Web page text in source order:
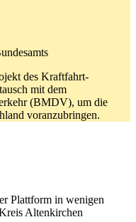
des Kraftfahrt-
mit dem
(BMDV), um die
voranzubringen.
Plattform in wenigen
Altenkirchen